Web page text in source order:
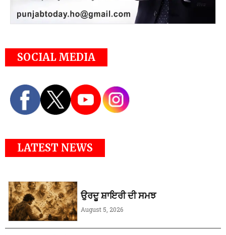
SOCIAL MEDIA
LATEST NEWS
ਉਰਦੂ ਸ਼ਾਇਰੀ ਦੀ ਸਮਝ
August 5, 2026